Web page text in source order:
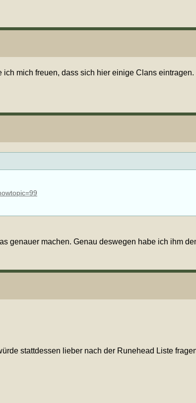
mich freuen, dass sich hier einige Clans eintragen.
genauer machen. Genau deswegen habe ich ihm
stattdessen lieber nach der Runehead Liste